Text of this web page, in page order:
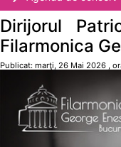
Dirijorul
Filarmonica
Publicat: marţi, 26 Mai 2026 ,